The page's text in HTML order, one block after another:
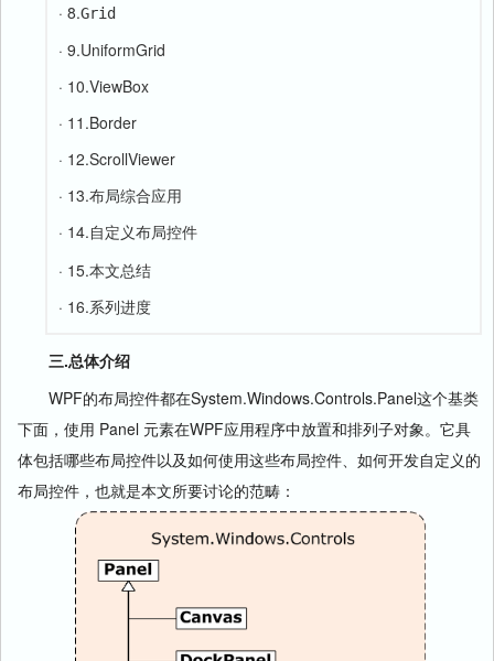
· 8.Grid
· 9.UniformGrid
· 10.ViewBox
· 11.Border
· 12.ScrollViewer
· 13.布局综合应用
· 14.自定义布局控件
· 15.本文总结
· 16.系列进度
三.总体介绍
WPF的布局控件都在System.Windows.Controls.Panel这个基类
下面，使用 Panel 元素在WPF应用程序中放置和排列子对象。它具
体包括哪些布局控件以及如何使用这些布局控件、如何开发自定义的
布局控件，也就是本文所要讨论的范畴：